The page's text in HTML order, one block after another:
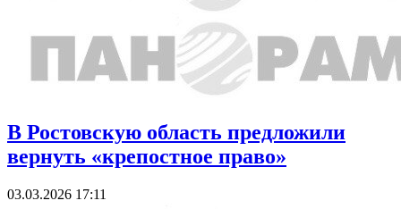
В Ростовскую область предложили
вернуть «крепостное право»
03.03.2026 17:11